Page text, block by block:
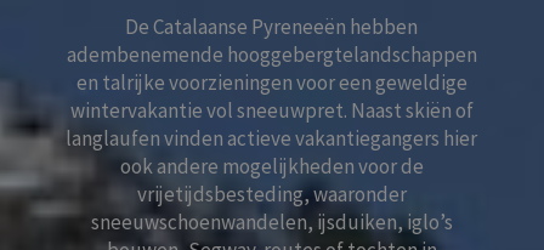
De Catalaanse Pyreneeën hebben
adembenemende hooggebergtelandschappen
en talrijke voorzieningen voor een geweldige
wintervakantie vol sneeuwpret. Naast skiën of
langlaufen vinden actieve vakantiegangers hier
ook andere mogelijkheden voor de
vrijetijdsbesteding, waaronder
sneeuwschoenwandelen, ijsduiken, iglo’s